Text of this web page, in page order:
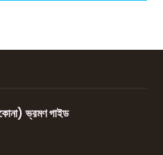
ভ্রমণ গাইড